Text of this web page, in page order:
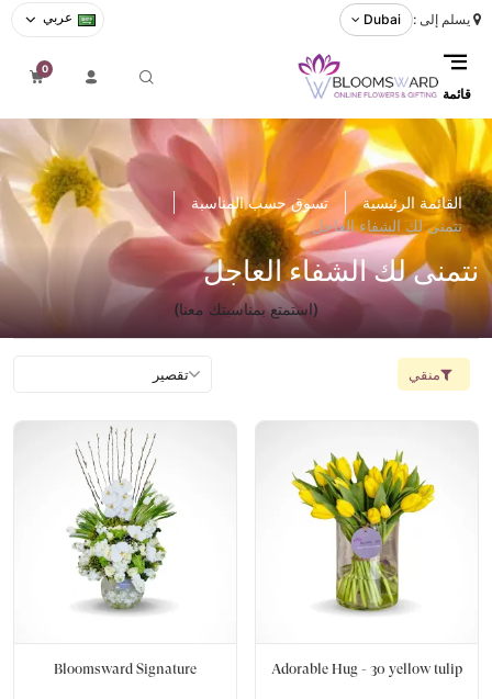
قائمة
يسلم إلى : Dubai عربي
0
القائمة الرئيسية
تسوق حسب المناسبة
نتمنى لك الشفاء العاجل
نتمنى لك الشفاء العاجل
(استمتع بمناسبتك معنا)
منقي
Adorable Hug - 30 yellow tulip
Bloomsward Signature